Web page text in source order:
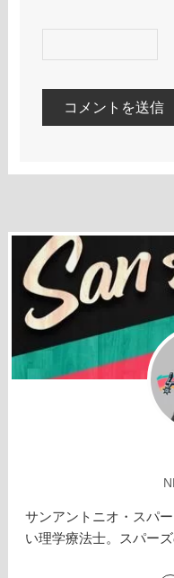
サンアントニオ・スパ
い理学療法士。スパー